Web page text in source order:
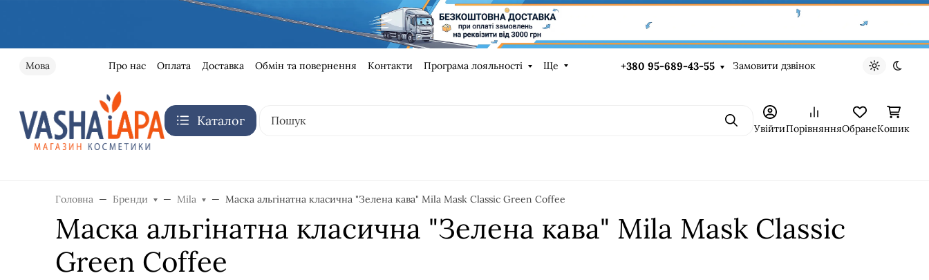
Мова Про нас Оплата Доставка Обмін та повернення Контакти Програма лояльності Ще +380 95-689-43-55 Замовити дзвінок Light theme
Dark
Каталог ПошукУвійтиПорівнянняОбранеКошик
Головна Бренди Mila Маска альгінатна класична "Зелена кава" Mila Mask Classic Green Coffee
Маска альгінатна класична "Зелена кава" Mila Mask Classic
Green Coffee